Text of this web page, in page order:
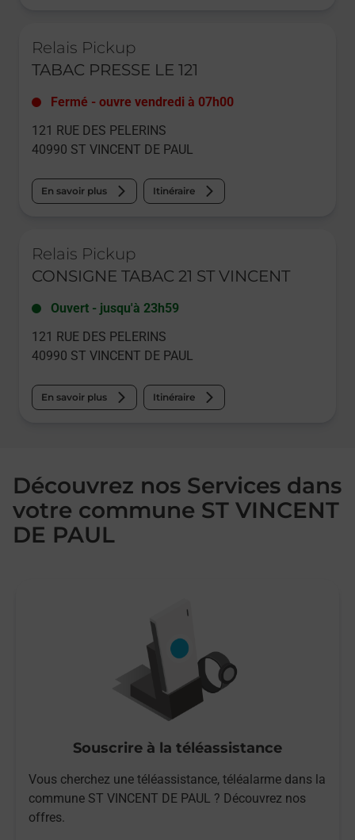
Relais Pickup
TABAC PRESSE LE 121
Fermé - ouvre vendredi à 07h00
121 RUE DES PELERINS
40990 ST VINCENT DE PAUL
En savoir plus Itinéraire
Relais Pickup
CONSIGNE TABAC 21 ST VINCENT
Ouvert - jusqu'à 23h59
121 RUE DES PELERINS
40990 ST VINCENT DE PAUL
En savoir plus Itinéraire
Découvrez nos Services dans
votre commune ST VINCENT
DE PAUL
Souscrire à la téléassistance
Vous cherchez une téléassistance, téléalarme dans la
commune ST VINCENT DE PAUL ? Découvrez nos
offres.